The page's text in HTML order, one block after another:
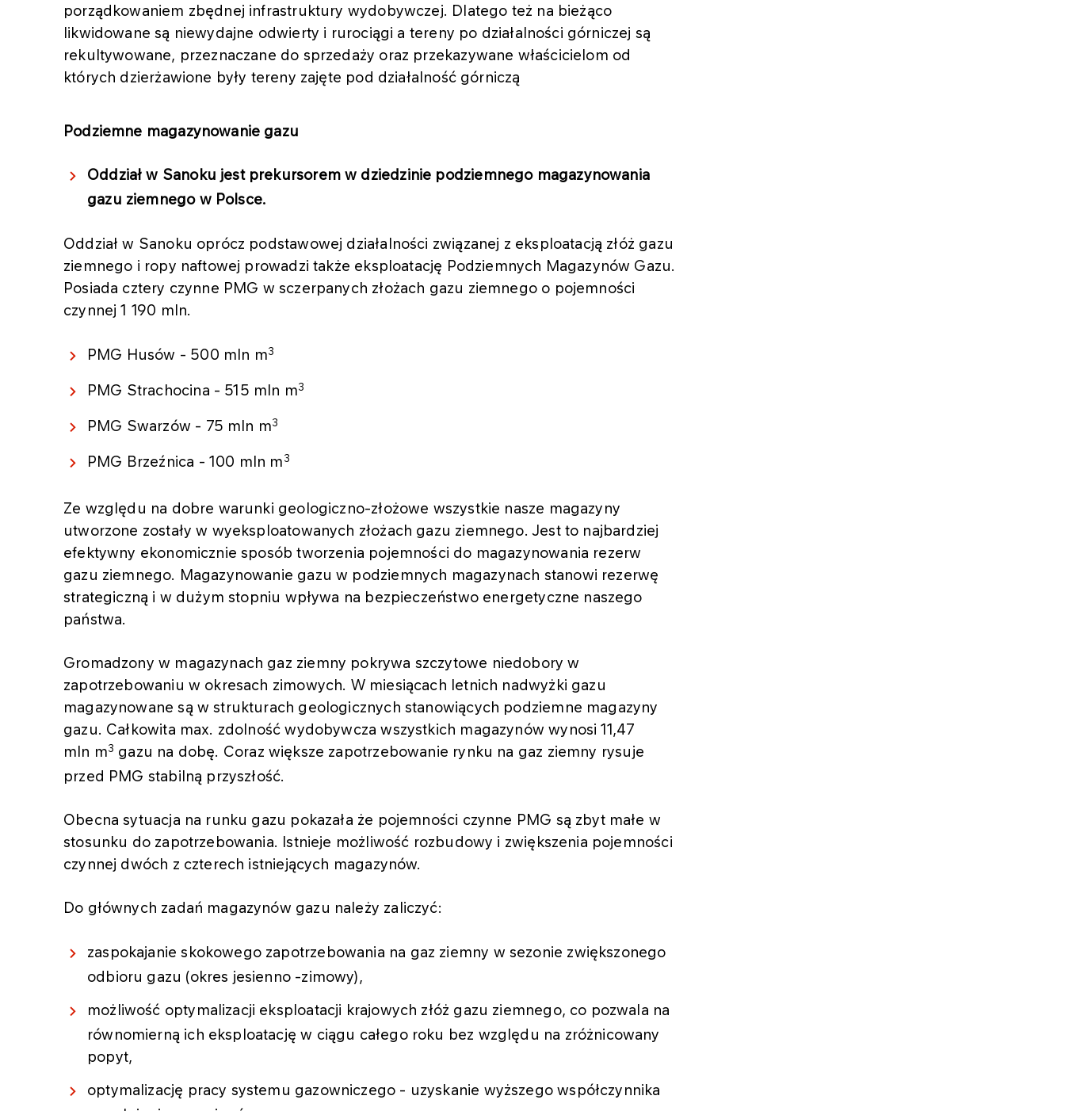
porządkowaniem zbędnej infrastruktury wydobywczej. Dlatego też na bieżąco
likwidowane są niewydajne odwierty i rurociągi a tereny po działalności górniczej są
rekultywowane, przeznaczane do sprzedaży oraz przekazywane właścicielom od
których dzierżawione były tereny zajęte pod działalność górniczą
Podziemne magazynowanie gazu
Oddział w Sanoku jest prekursorem w dziedzinie podziemnego magazynowania
gazu ziemnego w Polsce.
Oddział w Sanoku oprócz podstawowej działalności związanej z eksploatacją złóż gazu
ziemnego i ropy naftowej prowadzi także eksploatację Podziemnych Magazynów Gazu.
Posiada cztery czynne PMG w sczerpanych złożach gazu ziemnego o pojemności
czynnej 1 190 mln.
PMG Husów - 500 mln m3
PMG Strachocina - 515 mln m3
PMG Swarzów - 75 mln m3
PMG Brzeźnica - 100 mln m 3
Ze względu na dobre warunki geologiczno-złożowe wszystkie nasze magazyny
utworzone zostały w wyeksploatowanych złożach gazu ziemnego. Jest to najbardziej
efektywny ekonomicznie sposób tworzenia pojemności do magazynowania rezerw
gazu ziemnego. Magazynowanie gazu w podziemnych magazynach stanowi rezerwę
strategiczną i w dużym stopniu wpływa na bezpieczeństwo energetyczne naszego
państwa.
Gromadzony w magazynach gaz ziemny pokrywa szczytowe niedobory w
zapotrzebowaniu w okresach zimowych. W miesiącach letnich nadwyżki gazu
magazynowane są w strukturach geologicznych stanowiących podziemne magazyny
gazu. Całkowita max. zdolność wydobywcza wszystkich magazynów wynosi 11,47
mln m3 gazu na dobę. Coraz większe zapotrzebowanie rynku na gaz ziemny rysuje
przed PMG stabilną przyszłość.
Obecna sytuacja na runku gazu pokazała że pojemności czynne PMG są zbyt małe w
stosunku do zapotrzebowania. Istnieje możliwość rozbudowy i zwiększenia pojemności
czynnej dwóch z czterech istniejących magazynów.
Do głównych zadań magazynów gazu należy zaliczyć:
zaspokajanie skokowego zapotrzebowania na gaz ziemny w sezonie zwiększonego
odbioru gazu (okres jesienno -zimowy),
możliwość optymalizacji eksploatacji krajowych złóż gazu ziemnego, co pozwala na
równomierną ich eksploatację w ciągu całego roku bez względu na zróżnicowany
popyt,
optymalizację pracy systemu gazowniczego - uzyskanie wyższego współczynnika